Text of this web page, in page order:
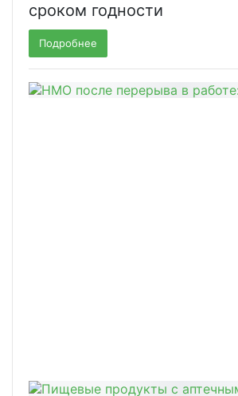
сроком годности
Подробнее